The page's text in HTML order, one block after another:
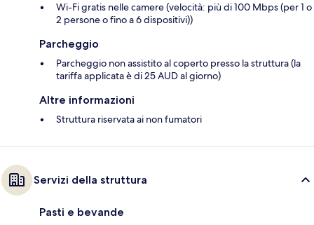
Wi-Fi gratis nelle camere (velocità: più di 100 Mbps (per 1 o
2 persone o fino a 6 dispositivi))
Parcheggio
Parcheggio non assistito al coperto presso la struttura (la
tariffa applicata è di 25 AUD al giorno)
Altre informazioni
Struttura riservata ai non fumatori
Servizi della struttura
Pasti e bevande